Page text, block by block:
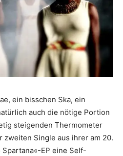
ein bisschen Ska, ein
auch die nötige Portion
steigenden Thermometer
zweiten Single aus ihrer am 20.
EP eine Self-